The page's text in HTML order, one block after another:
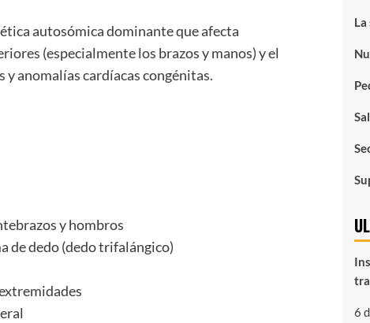
autosómica dominante que afecta
(especialmente los brazos y manos) y el
anomalías cardíacas congénitas.
y hombros
de dedo (dedo trifalángico)
6